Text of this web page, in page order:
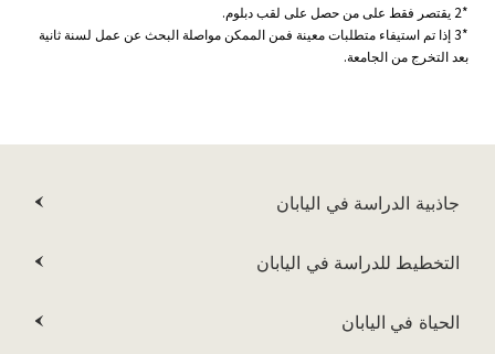
*2 يقتصر فقط على من حصل على لقب دبلوم.
*3 إذا تم استيفاء متطلبات معينة فمن الممكن مواصلة البحث عن عمل لسنة ثانية
بعد التخرج من الجامعة.
جاذبية الدراسة في اليابان
التخطيط للدراسة في اليابان
الحياة في اليابان